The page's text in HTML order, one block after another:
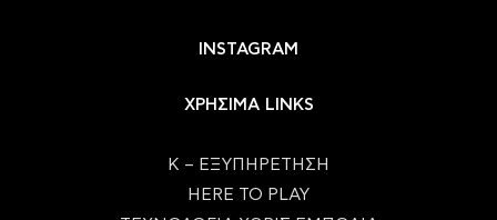
INSTAGRAM
ΧΡΗΣΙΜΑ LINKS
Κ – ΕΞΥΠΗΡΕΤΗΣΗ
HERE TO PLAY